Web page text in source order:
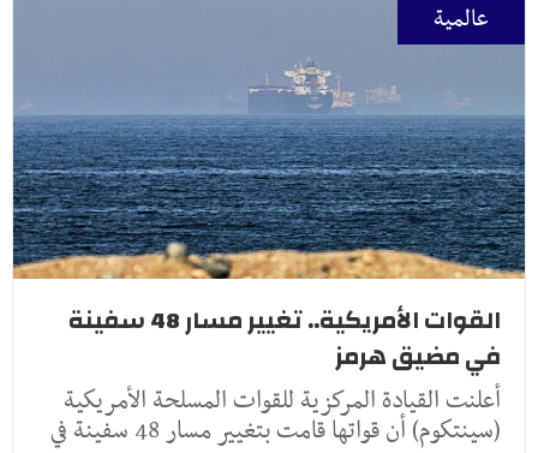
عالمية
القوات الأمريكية.. تغيير مسار 48 سفينة
في مضيق هرمز
أعلنت القيادة المركزية للقوات المسلحة الأمريكية
(سينتكوم) أن قواتها قامت بتغيير مسار 48 سفينة في